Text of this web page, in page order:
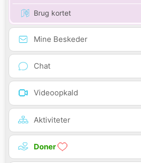
Brug kortet
Mine Beskeder
Chat
Videoopkald
Aktiviteter
Doner